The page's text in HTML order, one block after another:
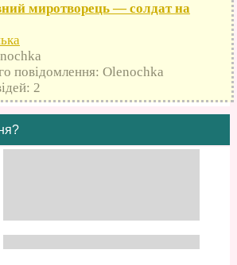
миротворець — солдат на
повідомлення: Olenochka
2